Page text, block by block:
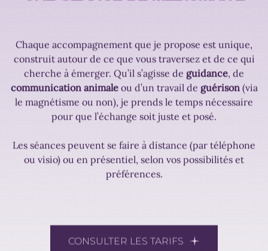
Chaque accompagnement que je propose est unique,
construit autour de ce que vous traversez et de ce qui
cherche à émerger. Qu’il s’agisse de guidance , de
communication animaleou d’un travail de guérison (via
le magnétisme ou non), je prends le temps nécessaire
pour que l’échange soit juste et posé.
Les séances peuvent se faire à distance (par téléphone
ou visio) ou en présentiel, selon vos possibilités et
préférences.
CONSULTER LES TARIFS